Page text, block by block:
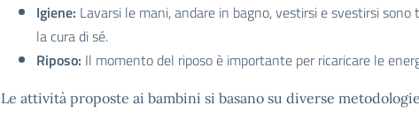
Igiene: Lavarsi le mani, andare in bagno, vestirsi e svestirsi
la cura di sé.
Riposo: Il momento del riposo è importante per ricaricare le
Le attività proposte ai bambini si basano su diverse